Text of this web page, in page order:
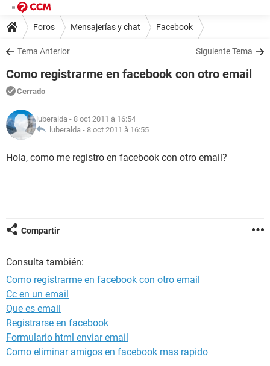
Foros Mensajerías y chat Facebook
Tema Anterior Siguiente Tema
Como registrarme en facebook con otro email
Cerrado
luberalda - 8 oct 2011 à 16:54
luberalda - 8 oct 2011 à 16:55
Hola, como me registro en facebook con otro email?
Compartir
Consulta también:
Como registrarme en facebook con otro email
Cc en un email
Que es email
Registrarse en facebook
Formulario html enviar email
Como eliminar amigos en facebook mas rapido